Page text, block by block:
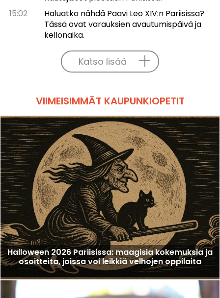
15:02
Haluatko nähdä Paavi Leo XIV:n Pariisissa?
Tässä ovat varauksien avautumispäivä ja
kellonaika.
Katso lisää
VIIMEISIMMÄT KAUPUNKIOPETIT
Halloween 2026 Pariisissa: maagisia kokemuksia ja
osoitteita, joissa voi leikkiä velhojen oppilaita